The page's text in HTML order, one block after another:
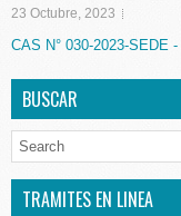
23 Octubre, 2023
CAS N° 030-2023-SEDE
BUSCAR
TRAMITES EN LINEA